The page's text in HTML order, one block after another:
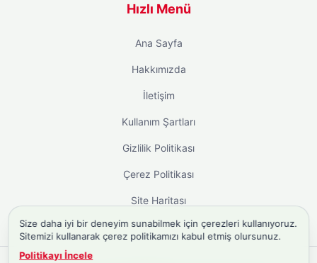
Hızlı Menü
Ana Sayfa
Hakkımızda
İletişim
Kullanım Şartları
Gizlilik Politikası
Çerez Politikası
Site Haritası
Size daha iyi bir deneyim sunabilmek için çerezleri kullanıyoruz.
Sitemizi kullanarak çerez politikamızı kabul etmiş olursunuz.
Politikayı İncele